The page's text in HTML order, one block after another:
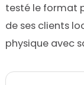
testé le format
de ses clients
physique avec